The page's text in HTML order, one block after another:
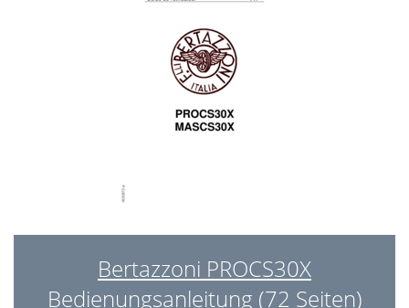
Bertazzoni PROCS30X
Bedienungsanleitung (72 Seiten)